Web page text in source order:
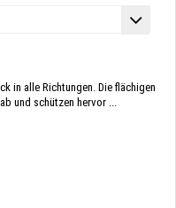
in alle Richtungen. Die flächigen
und schützen hervor ...